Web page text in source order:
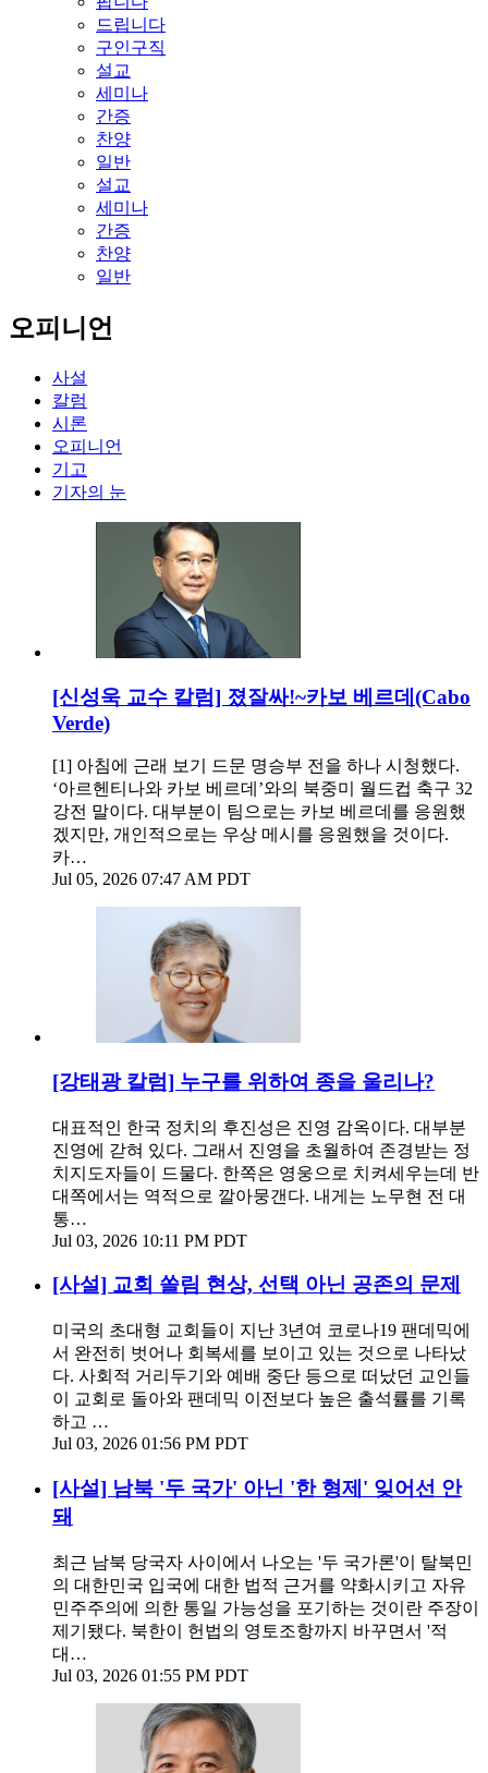
드립니다
구인구직
설교
세미나
간증
찬양
일반
설교
세미나
간증
찬양
일반
오피니언
사설
칼럼
시론
오피니언
기고
기자의 눈
[신성욱 교수 칼럼] 졌잘싸!~카보 베르데(Cabo
Verde)
[1] 아침에 근래 보기 드문 명승부 전을 하나 시청했다.
‘아르헨티나와 카보 베르데’와의 북중미 월드컵 축구 32
강전 말이다. 대부분이 팀으로는 카보 베르데를 응원했
겠지만, 개인적으로는 우상 메시를 응원했을 것이다.
카…
Jul 05, 2026 07:47 AM PDT
[강태광 칼럼] 누구를 위하여 종을 울리나?
대표적인 한국 정치의 후진성은 진영 감옥이다. 대부분
진영에 갇혀 있다. 그래서 진영을 초월하여 존경받는 정
치지도자들이 드물다. 한쪽은 영웅으로 치켜세우는데 반
대쪽에서는 역적으로 깔아뭉갠다. 내게는 노무현 전 대
통…
Jul 03, 2026 10:11 PM PDT
[사설] 교회 쏠림 현상, 선택 아닌 공존의 문제
미국의 초대형 교회들이 지난 3년여 코로나19 팬데믹에
서 완전히 벗어나 회복세를 보이고 있는 것으로 나타났
다. 사회적 거리두기와 예배 중단 등으로 떠났던 교인들
이 교회로 돌아와 팬데믹 이전보다 높은 출석률를 기록
하고 …
Jul 03, 2026 01:56 PM PDT
[사설] 남북 '두 국가' 아닌 '한 형제' 잊어선 안
돼
최근 남북 당국자 사이에서 나오는 '두 국가론'이 탈북민
의 대한민국 입국에 대한 법적 근거를 약화시키고 자유
민주주의에 의한 통일 가능성을 포기하는 것이란 주장이
제기됐다. 북한이 헌법의 영토조항까지 바꾸면서 '적
대…
Jul 03, 2026 01:55 PM PDT